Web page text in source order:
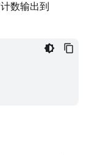
数输出到